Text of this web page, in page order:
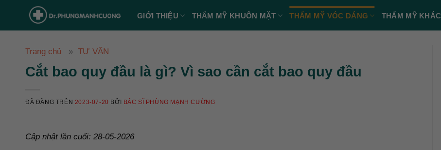
nội
GIỚI THIỆU THẨM MỸ KHUÔN MẶT THẨM MỸ VÓC DÁNG THẨM MỸ KHÁC
Trang chủ TƯ VẤN
Cắt bao quy đầu là gì? Vì sao cần cắt bao quy đầu
ĐÃ ĐĂNG TRÊN 2023-07-20 BỞI BÁC SĨ PHÙNG MẠNH CƯỜNG
Cập nhật lần cuối: 28-05-2026